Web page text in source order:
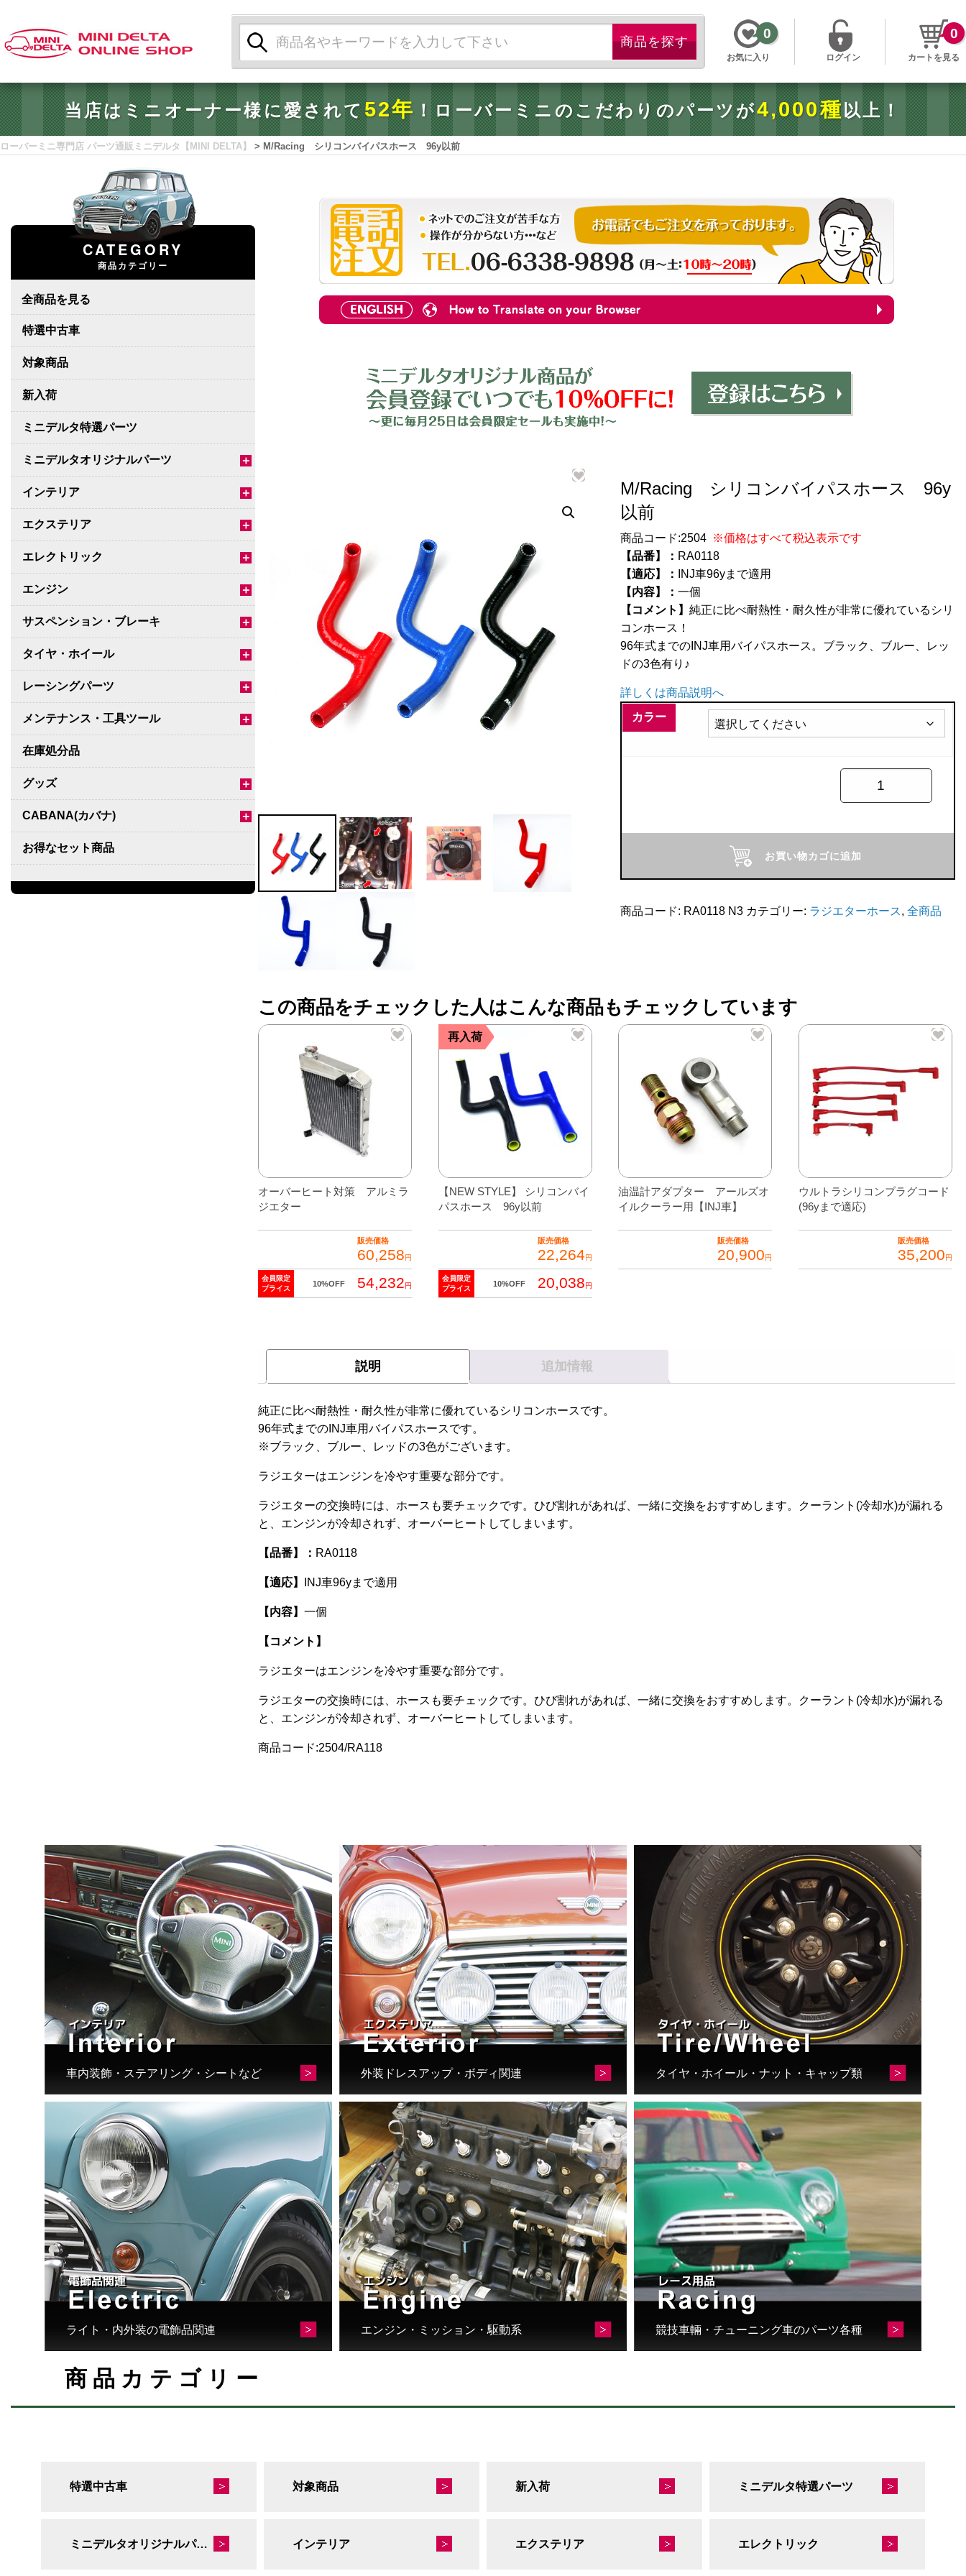
索:
お気に入り
0
ログイン カートを見る
0
当店はミニオーナー様に愛されて52年 ！ローバーミニのこだわりのパーツが4,000種 以上！
ローバーミニ専門店 パーツ通販ミニデルタ【MINI DELTA】 > M/Racing シリコンバイパスホース 96y以前
CATEGORY
商品カテゴリー
全商品を見る
特選中古車
対象商品
新入荷
ミニデルタ特選パーツ
＋
ミニデルタオリジナルパーツ
＋
インテリア
＋
エクステリア
＋
エレクトリック
＋
エンジン
＋
サスペンション・ブレーキ
＋
タイヤ・ホイール
＋
レーシングパーツ
＋
メンテナンス・工具ツール
在庫処分品
＋
グッズ
＋
CABANA(カバナ)
お得なセット商品
チームマルヤマ
M/Racing シリコンバイパスホース 96y
以前
商品コード:2504 ※価格はすべて税込表示です
【品番】： RA0118
【適応】：
INJ車96yまで適用
【内容】：一個
【コメント】純正に比べ耐熱性・耐久性が非常に優れているシリ
コンホース！
96年式までのINJ車用バイパスホース。ブラック、ブルー、レッ
ドの3色有り♪
詳しくは商品説明へ
カラー
バ
パ
ス
96y
お買い物カゴに追加
商品コード: RA0118 N3 カテゴリー: ラジエターホース,全商品
この商品をチェックした人はこんな商品もチェックしています
オーバーヒート対策 アルミラ
ジエター
販売価格
60,258円
会員限定
プライス
10%OFF 54,232円
再入荷
【NEW STYLE】 シリコンバイ
パスホース 96y以前
販売価格
22,264円
会員限定
プライス
10%OFF 20,038円
商
に
複
数
の
バ
エ
ー
す。
プ
シ
ジ
か
ら
選
択
で
き
ま
す
油温計アダプター アールズオ
イルクーラー用【INJ車】
販売価格
20,900円
ウルトラシリコンプラグコード
(96yまで適応)
販売価格
35,200円
説明 追加情報
純正に比べ耐熱性・耐久性が非常に優れているシリコンホースです。
96年式までのINJ車用バイパスホースです。
※ブラック、ブルー、レッドの3色がございます。
ラジエターはエンジンを冷やす重要な部分です。
ラジエターの交換時には、ホースも要チェックです。ひび割れがあれば、一緒に交換をおすすめします。クーラント(冷却水)が漏れる
と、エンジンが冷却されず、オーバーヒートしてしまいます。
【品番】： RA0118
【適応】 INJ車96yまで適用
【内容】 一個
【コメント】
ラジエターはエンジンを冷やす重要な部分です。
ラジエターの交換時には、ホースも要チェックです。ひび割れがあれば、一緒に交換をおすすめします。クーラント(冷却水)が漏れる
と、エンジンが冷却されず、オーバーヒートしてしまいます。
商品コード:2504/RA118
車内装飾・ステアリング・シートなど 外装ドレスアップ・ボディ関連 タイヤ・ホイール・ナット・キャップ類
ライト・内外装の電飾品関連 エンジン・ミッション・駆動系 競技車輛・チューニング車のパーツ各種
商品カテゴリー
特選中古車 対象商品 新入荷 ミニデルタ特選パーツ
ミニデルタオリジナルパーツ インテリア エクステリア エレクトリック